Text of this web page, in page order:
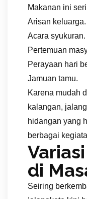
Makanan ini
Arisan keluarga.
Acara syukuran.
Pertemuan
Perayaan hari
Jamuan tamu.
Karena mudah
kalangan,
hidangan yang
berbagai
di
Seiring